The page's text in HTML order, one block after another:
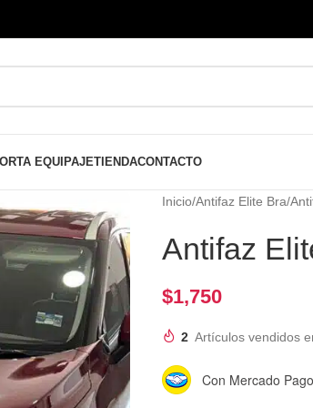
EQUIPAJETIENDACONTACTO
Inicio/Antifaz Elite Bra/
Antifaz
$1,750
2 Artículos vendidos
Con Mercado Pago